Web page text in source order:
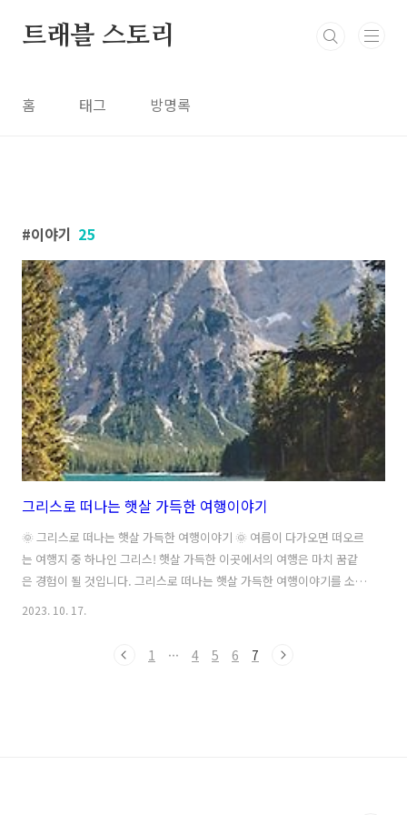
트래블 스토리
홈 태그 방명록
이야기 25
그리스로 떠나는 햇살 가득한 여행이야기
🌞 그리스로 떠나는 햇살 가득한 여행이야기 🌞 여름이 다가오면 떠오르
는 여행지 중 하나인 그리스! 햇살 가득한 이곳에서의 여행은 마치 꿈같
은 경험이 될 것입니다. 그리스로 떠나는 햇살 가득한 여행이야기를 소개
합니다. 🏛️ 역사와 문화의 보물, 아크로폴리스 그리스의 대표적인 관광
유적지로 유명한 이곳은 아름다운 도시 경치를 감상할 수 있는 곳입니다.
2023. 10. 17.
1 ··· 4 5 6 7